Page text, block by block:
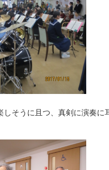
しそうに且つ、真剣に演奏に